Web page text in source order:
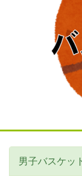
男子バスケッ